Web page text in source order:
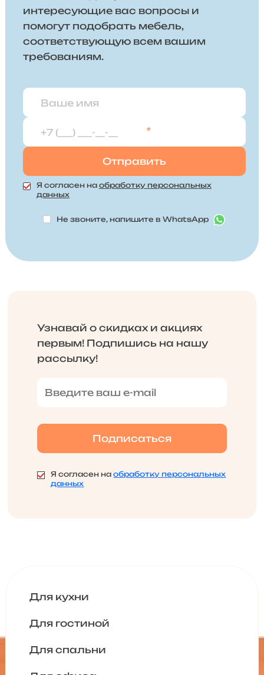
интересующие вас вопросы и
помогут подобрать мебель,
соответствующую всем вашим
требованиям.
*
Я согласен на обработку персональных
данных
Не звоните, напишите в WhatsApp
Узнавай о скидках и акциях
первым! Подпишись на нашу
рассылку!
Я согласен наобработку персональных
данных
Для кухни
Для гостиной
Для спальни